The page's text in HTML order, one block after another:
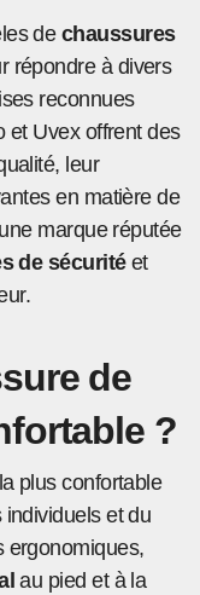
de chaussures
répondre à divers
reconnues
et Uvex offrent des
leur
en matière de
marque réputée
de sécuritéet
de
?
plus confortable
et du
ergonomiques,
au pied et à la